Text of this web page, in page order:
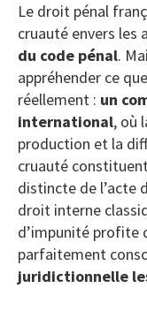
Le droit pénal
cruauté envers les
du code pénal.
appréhender ce
réellement : un
international, où
production et la
cruauté
distincte de l’acte
droit interne
d’impunité profite
parfaitement
juridictionnelle